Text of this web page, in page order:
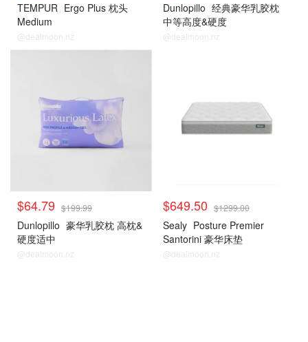
TEMPUR Ergo Plus 枕头
Medium
@dealmoon.nz
Dunlopillo 经典豪华乳胶枕
中等高度&硬度
@dealmoon.nz
$64.79 $199.99
Dunlopillo 豪华乳胶枕 高枕&
硬度适中
@dealmoon.nz
$649.50 $1299.00
Sealy Posture Premier
Santorini 豪华床垫
@dealmoon.nz